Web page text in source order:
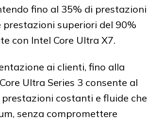
fino al 35% di prestazioni
prestazioni superiori del 90%
con Intel Core Ultra X7.
ai clienti, fino alla
Ultra Series 3 consente al
costanti e fluide che
senza compromettere